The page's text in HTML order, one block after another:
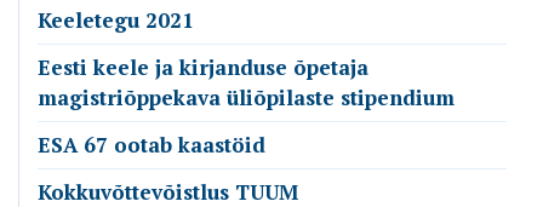
Keeletegu 2021
Eesti keele ja kirjanduse õpetaja
magistriõppekava üliõpilaste stipendium
ESA 67 ootab kaastöid
Kokkuvõttevõistlus TUUM